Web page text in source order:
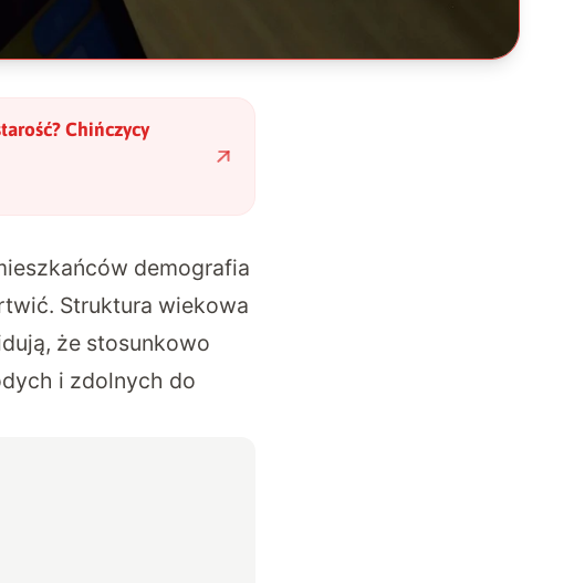
Chińczycy
demografia
Struktura wiekowa
że stosunkowo
i zdolnych do